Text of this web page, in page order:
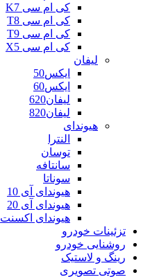
کی ام سی K7
کی ام سی T8
کی ام سی T9
کی ام سی X5
لیفان
ایکس50
ایکس60
لیفان620
لیفان820
هیوندای
النترا
توسان
سانتافه
سوناتا
هیوندای آی 10
هیوندای آی 20
هیوندای اکسنت
تزئینات خودرو
روشنایی خودرو
رینگ و لاستیک
صوتی تصویری